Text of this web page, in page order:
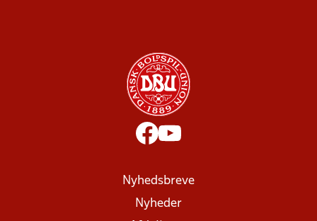
Nyhedsbreve
Nyheder